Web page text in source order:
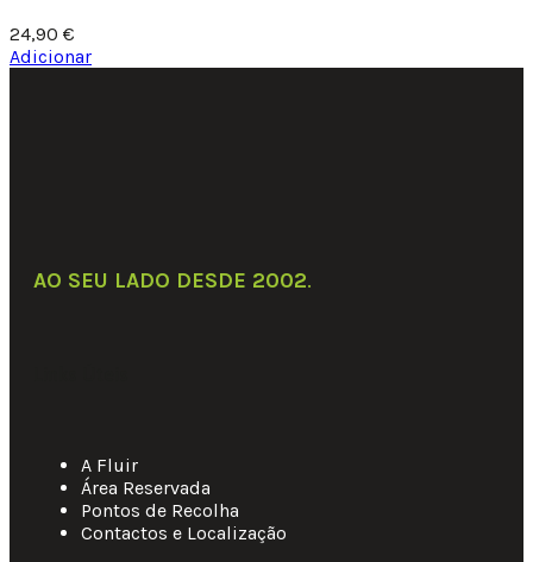
24,90 €
Adicionar
AO SEU LADO DESDE 2002.
A Fluir
Área Reservada
Pontos de Recolha
Contactos e Localização